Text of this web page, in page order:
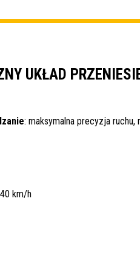
UKŁAD
: maksymalna precyzja ruchu,
km/h